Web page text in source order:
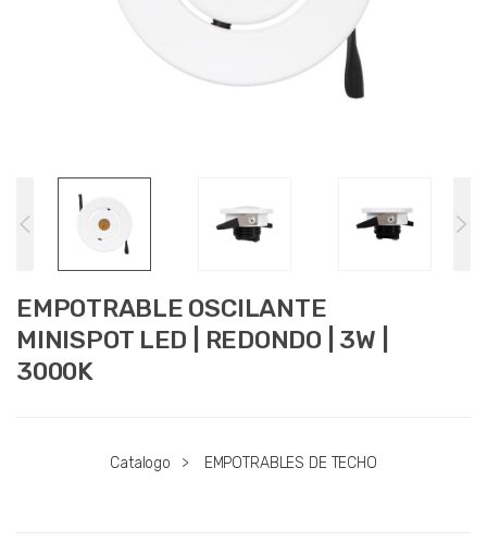
EMPOTRABLE OSCILANTE
MINISPOT LED | REDONDO | 3W |
3000K
Catalogo > EMPOTRABLES DE TECHO